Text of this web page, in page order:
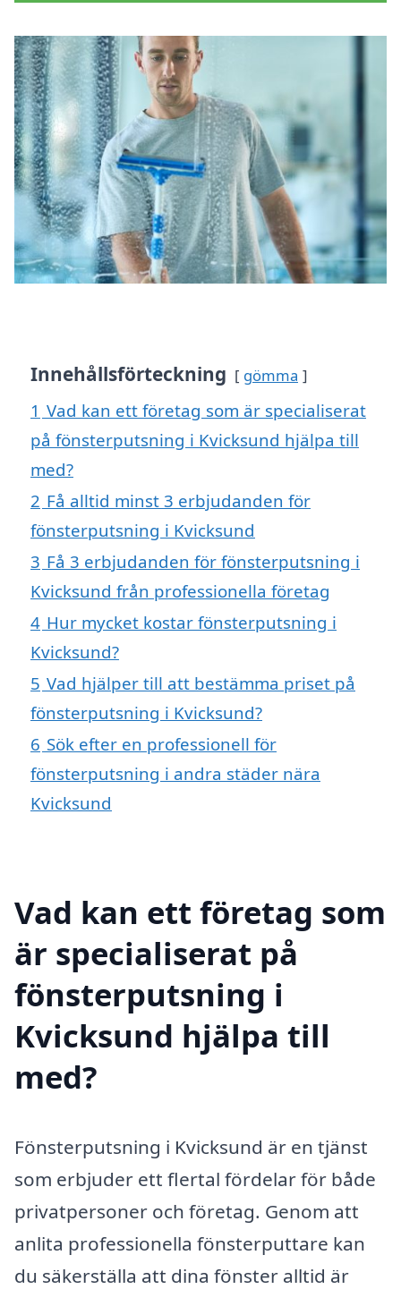
Innehållsförteckning gömma
1 Vad kan ett företag som är specialiserat
på fönsterputsning i Kvicksund hjälpa till
med?
2 Få alltid minst 3 erbjudanden för
fönsterputsning i Kvicksund
3 Få 3 erbjudanden för fönsterputsning i
Kvicksund från professionella företag
4 Hur mycket kostar fönsterputsning i
Kvicksund?
5 Vad hjälper till att bestämma priset på
fönsterputsning i Kvicksund?
6 Sök efter en professionell för
fönsterputsning i andra städer nära
Kvicksund
Vad kan ett företag som
är specialiserat på
fönsterputsning i
Kvicksund hjälpa till
med?
Fönsterputsning i Kvicksund är en tjänst
som erbjuder ett flertal fördelar för både
privatpersoner och företag. Genom att
anlita professionella fönsterputtare kan
du säkerställa att dina fönster alltid är